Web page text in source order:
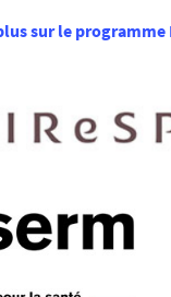
sur le programme